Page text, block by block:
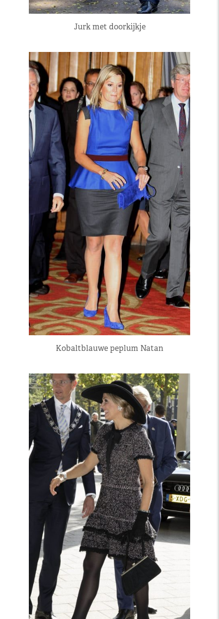
Jurk met doorkijkje
Kobaltblauwe peplum Natan